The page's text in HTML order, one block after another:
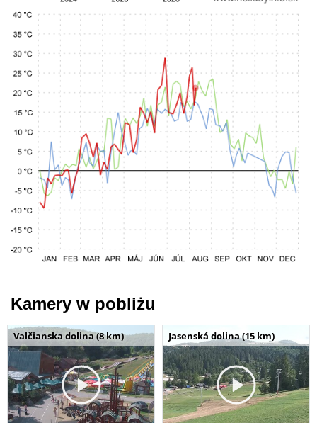
Kamery w pobliżu
Valčianska dolina (8 km) Jasenská dolina (15 km)